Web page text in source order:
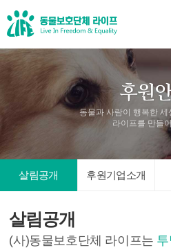
동물과 사람이 행복한 세
라이프를 만들
살림공개 후원기업소개
살림공개
(사)동물보호단체 라이프는